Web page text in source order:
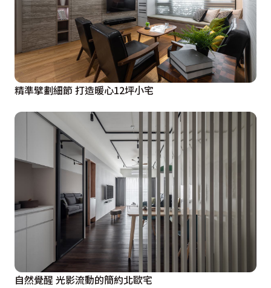
精準擘劃細節 打造暖心12坪小宅
自然覺醒 光影流動的簡約北歐宅